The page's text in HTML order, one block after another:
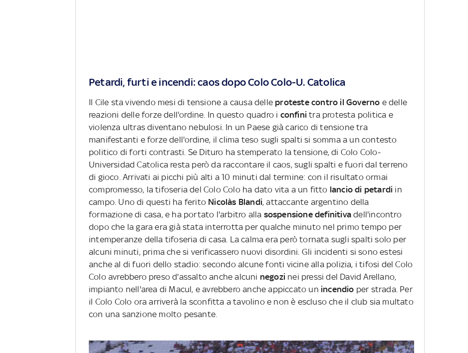
Petardi, furti e incendi: caos dopo Colo Colo-U. Catolica
Il Cile sta vivendo mesi di tensione a causa delle proteste contro il Governo e delle
reazioni delle forze dell'ordine. In questo quadro i confini tra protesta politica e
violenza ultras diventano nebulosi. In un Paese già carico di tensione tra
manifestanti e forze dell'ordine, il clima teso sugli spalti si somma a un contesto
politico di forti contrasti. Se Dituro ha stemperato la tensione, di Colo Colo-
Universidad Catolica resta però da raccontare il caos, sugli spalti e fuori dal terreno
di gioco. Arrivati ai picchi più alti a 10 minuti dal termine: con il risultato ormai
compromesso, la tifoseria del Colo Colo ha dato vita a un fitto lancio di petardi in
campo. Uno di questi ha ferito Nicolàs Blandi, attaccante argentino della
formazione di casa, e ha portato l'arbitro alla sospensione definitiva dell'incontro
dopo che la gara era già stata interrotta per qualche minuto nel primo tempo per
intemperanze della tifoseria di casa. La calma era però tornata sugli spalti solo per
alcuni minuti, prima che si verificassero nuovi disordini. Gli incidenti si sono estesi
anche al di fuori dello stadio: secondo alcune fonti vicine alla polizia, i tifosi del Colo
Colo avrebbero preso d'assalto anche alcuni negozi nei pressi del David Arellano,
impianto nell'area di Macul, e avrebbero anche appiccato un incendio per strada. Per
il Colo Colo ora arriverà la sconfitta a tavolino e non è escluso che il club sia multato
con una sanzione molto pesante.